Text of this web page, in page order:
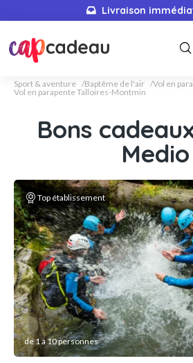
Livraison
Sport & aventure Baptême de l'air
Vol en
Vol en parapente Talloires-Montmin
Bons
Medio
Top établissement
de 1 à 10 personnes